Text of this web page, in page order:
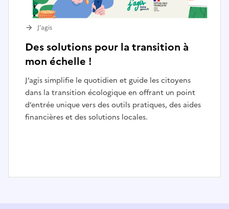
Des solutions pour la transition à
mon échelle !
J’agis simplifie le quotidien et guide les citoyens
dans la transition écologique en offrant un point
d’entrée unique vers des outils pratiques, des aides
financières et des solutions locales.
J’agis